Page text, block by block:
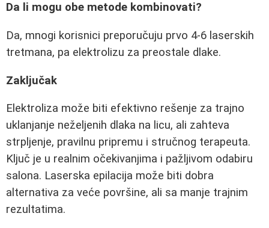
Da li mogu obe metode kombinovati?
Da, mnogi korisnici preporučuju prvo 4-6 laserskih
tretmana, pa elektrolizu za preostale dlake.
Zaključak
Elektroliza može biti efektivno rešenje za trajno
uklanjanje neželjenih dlaka na licu, ali zahteva
strpljenje, pravilnu pripremu i stručnog terapeuta.
Ključ je u realnim očekivanjima i pažljivom odabiru
salona. Laserska epilacija može biti dobra
alternativa za veće površine, ali sa manje trajnim
rezultatima.